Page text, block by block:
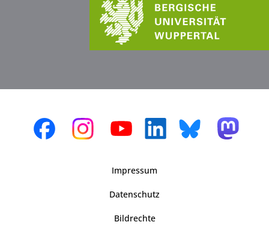
Impressum
Datenschutz
Bildrechte